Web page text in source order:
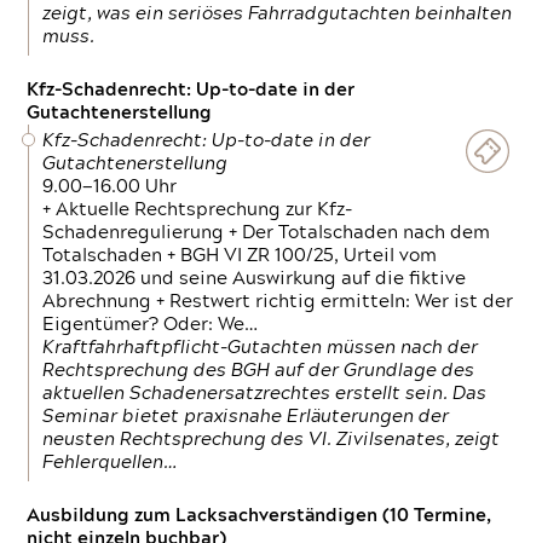
zeigt, was ein seriöses Fahrradgutachten beinhalten
muss.
Kfz-Schadenrecht: Up-to-date in der
Gutachtenerstellung
Kfz-Schadenrecht: Up-to-date in der
Gutachtenerstellung
9.00—16.00 Uhr
+ Aktuelle Rechtsprechung zur Kfz-
Schadenregulierung + Der Totalschaden nach dem
Totalschaden + BGH VI ZR 100/25, Urteil vom
31.03.2026 und seine Auswirkung auf die fiktive
Abrechnung + Restwert richtig ermitteln: Wer ist der
Eigentümer? Oder: We…
Kraftfahrhaftpflicht-Gutachten müssen nach der
Rechtsprechung des BGH auf der Grundlage des
aktuellen Schadenersatzrechtes erstellt sein. Das
Seminar bietet praxisnahe Erläuterungen der
neusten Rechtsprechung des VI. Zivilsenates, zeigt
Fehlerquellen…
Ausbildung zum Lacksachverständigen (10 Termine,
nicht einzeln buchbar)